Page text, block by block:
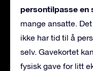
persontilpasse en
mange ansatte.
ikke har tid til å
selv. Gavekortet
fysisk gave for litt